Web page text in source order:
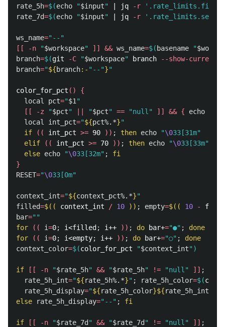
rate_5h=$(echo "$input" | jq -r
rate_7d=$(echo "$input" | jq -r
ws_name="--"
[[
-n "$workspace" ]] && ws_name=$( basename "
branch=$(git -C "$workspace" branch --show-current
branch="${branch:- "--"}"
color_for_pct ()
{
local pct="$1 "
[[
-z "$pct" "$pct" == "null" ]] && { echo
local int_pct="${pct%.*}"
if
(( int_pct >= 90 )) ; then echo "\033[31m"
elif
(( int_pct >= 70 )) ; then echo "\033[33m"
else echo "\033[32m" ;
fi
}
RESET="\033[0m"
context_int="${context_pct%.*}"
filled=$(( context_int / 10 )) ; empty=$(( 10 -
bar=""
for
(( i=0; i<filled ; i++ )) ; do bar+="●" ;
done
for
(( i=0; i<empty; i++ )) ; do bar+="○" ;
context_color=$(color_for_pct "$context_int" )
if [[ -n "$rate_5h" && "$rate_5h" != "null" ]] ;
rate_5h_int="${rate_5h%.*}" ; rate_5h_color=$(
rate_5h_display="${rate_5h_color}${rate_5h_int
else
rate_5h_display="--" ; fi
if [[ -n "$rate_7d " && "$rate_7d " != "null" ]] ;